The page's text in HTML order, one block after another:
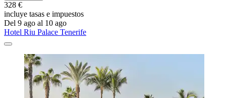
328 €
incluye tasas e impuestos
Del 9 ago al 10 ago
Hotel Riu Palace Tenerife